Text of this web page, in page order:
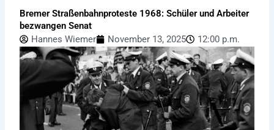
Bremer Straßenbahnproteste 1968: Schüler und Arbeiter
bezwangen Senat
Hannes Wiemer
November 13, 2025 12:00 p.m.